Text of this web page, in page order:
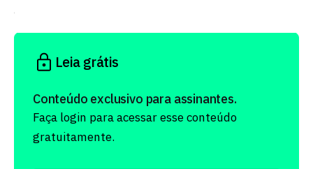
oficial do evento.
Leia grátis
Conteúdo exclusivo para assinantes.
Faça login para acessar esse conteúdo
gratuitamente.